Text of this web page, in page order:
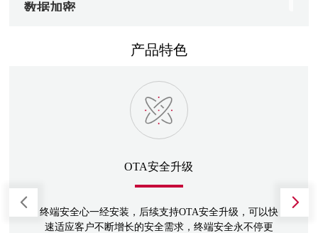
数据加密
分发采用SM2, SM3, SM4国密算法，保证过程安全
的加密流程体系，避免数据泄露问题
产品特色
OTA安全升级
终端安全心一经安装，后续支持OTA安全升级，可以快
速适应客户不断增长的安全需求，终端安全永不停更